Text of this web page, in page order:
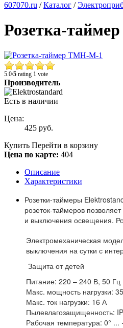
607070.ru /Каталог /
Розетка-
5.0/5 rating 1 vote
Производитель
Есть в наличии
Цена:
425 руб.
Купить Перейти в корзину
Цена по карте: 404
Описание
Характеристики
Розетки-таймеры
розеток-таймеров
и выключения освещения.
Электромеханическая
выключения на сутки с
Защита от детей
Питание: 220 – 240 В, 50 Гц
Макс. мощность нагрузки:
Макс. ток нагрузки: 16 А
Пылевлагозащищенность:
Рабочая температура: 0° ...